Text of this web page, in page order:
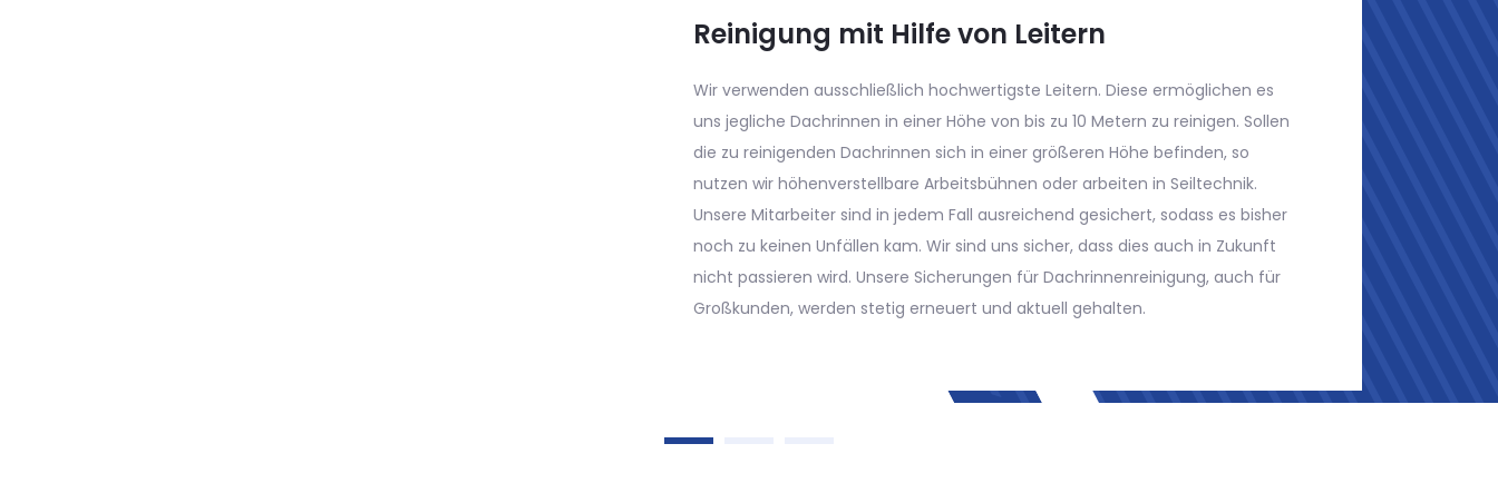
Wir verwenden ausschließlich hochwertigste Leitern. Diese ermöglichen es
uns jegliche Dachrinnen in einer Höhe von bis zu 10 Metern zu reinigen. Sollen
die zu reinigenden Dachrinnen sich in einer größeren Höhe befinden, so
nutzen wir höhenverstellbare Arbeitsbühnen oder arbeiten in Seiltechnik.
Unsere Mitarbeiter sind in jedem Fall ausreichend gesichert, sodass es bisher
noch zu keinen Unfällen kam. Wir sind uns sicher, dass dies auch in Zukunft
nicht passieren wird. Unsere Sicherungen für Dachrinnenreinigung, auch für